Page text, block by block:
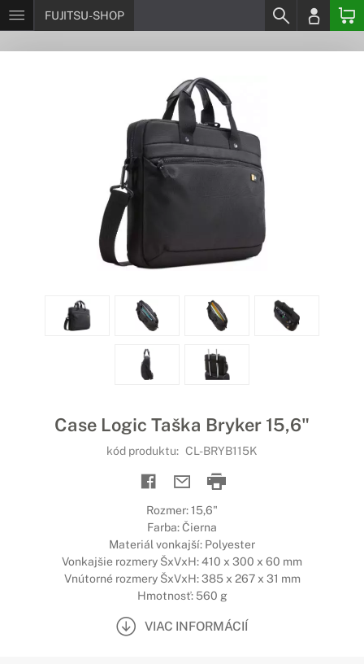
FUJITSU-SHOP
Case Logic Taška Bryker 15,6"
kód produktu: CL-BRYB115K
Rozmer: 15,6"
Farba: Čierna
Materiál vonkajší: Polyester
Vonkajšie rozmery ŠxVxH: 410 x 300 x 60 mm
Vnútorné rozmery ŠxVxH: 385 x 267 x 31 mm
Hmotnosť: 560 g
VIAC INFORMÁCIÍ